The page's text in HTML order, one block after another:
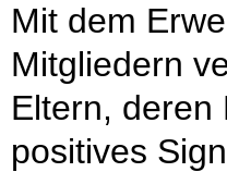
Mit dem
Mitgliedern
Eltern, deren
positives